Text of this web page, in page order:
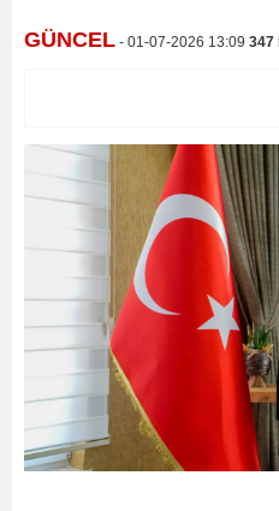
GÜNCEL - 01-07-2026 13:09 347